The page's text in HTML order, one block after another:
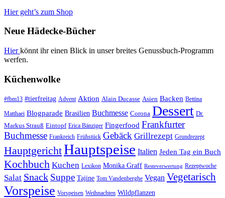
Hier geht’s zum Shop
Neue Hädecke-Bücher
Hierkönnt ihr einen Blick in unser breites Genussbuch-Programm
werfen.
Küchenwolke
#fbm13 #tierfreitag Advent Aktion Alain Ducasse Asien Backen Bettina
Matthaei Blogparade Brasilien Buchmesse Corona Dessert Dr.
Markus Strauß Eintopf Erica Bänziger Fingerfood Frankfurter
Buchmesse Frankreich Frühstück Gebäck Grillrezept Grundrezept
HauptgerichtHauptspeise Italien Jeden Tag ein Buch
Kochbuch Kuchen Lexikon Monika Graff Resteverwertung Rezeptwoche
Salat Snack Suppe Tajine Tom Vandenberghe Vegan Vegetarisch
Vorspeise Vorspeisen Weihnachten Wildpflanzen